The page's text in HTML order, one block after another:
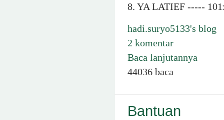
8. YA LATIEF -----
hadi.suryo5133's blog
2 komentar
Baca lanjutannya
44036 baca
Bantuan